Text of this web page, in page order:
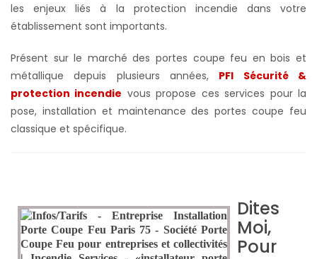
les enjeux liés à la protection incendie dans votre
établissement sont importants.
Présent sur le marché des portes coupe feu en bois et
métallique depuis plusieurs années, PFI Sécurité &
protection incendie vous propose ces services pour la
pose, installation et maintenance des portes coupe feu
classique et spécifique.
Dites
Moi,
Pour